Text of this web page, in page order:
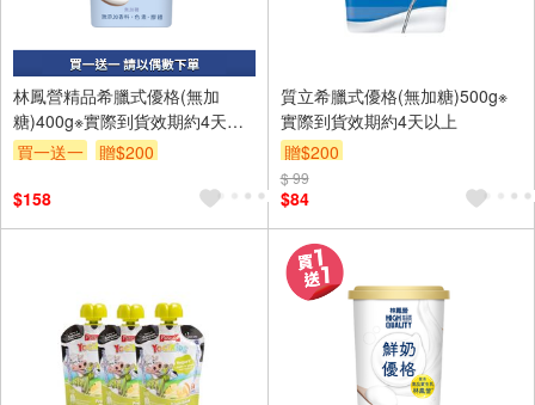
林鳳營精品希臘式優格(無加
糖)400g※實際到貨效期約4天以
上
買一送一
贈$200
$158
質立希臘式優格(無加糖)500g※
實際到貨效期約4天以上
贈$200
$ 99
$84